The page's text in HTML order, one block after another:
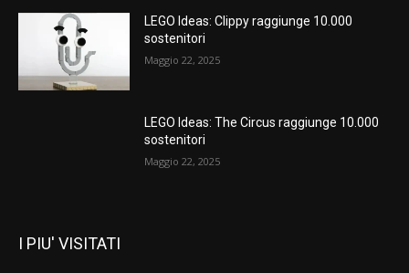
LEGO Ideas: Clippy raggiunge 10.000
sostenitori
Maggio 22, 2025
LEGO Ideas: The Circus raggiunge 10.000
sostenitori
Maggio 22, 2025
I PIU' VISITATI